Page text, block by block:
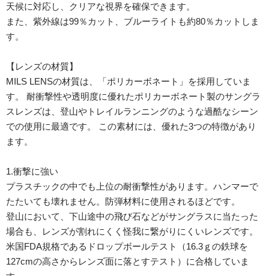
天候に対応し、クリアな視界を確保できます。
また、紫外線は99％カット、ブルーライトも約80％カットしま
す。
【レンズの材質】
MILS LENSの材質は、「ポリカーボネート」を採用していま
す。 耐衝撃性や透明度に優れたポリカーボネート製のサングラ
スレンズは、登山やトレイルランニングのような過酷なシーン
での使用に最適です。 この素材には、優れた3つの特徴があり
ます。
1.衝撃に強い
プラスチックの中でも上位の耐衝撃性があります。ハンマーで
たたいても壊れません。防弾材料に使用されるほどです。
登山において、下山途中の飛び石などがサングラスに当たった
場合も、レンズが割れにくく怪我に繋がりにくいレンズです。
米国FDA規格であるドロップボールテスト（16.3ｇの鉄球を
127cmの高さからレンズ面に落とすテスト）に合格していま